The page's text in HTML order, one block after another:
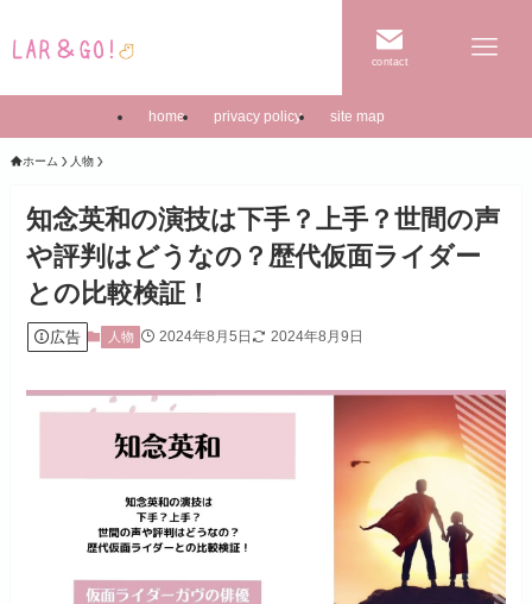
contact
home privacy policy site map
ホーム 人物
知念英和の演技は下手？上手？世間の声
や評判はどうなの？歴代仮面ライダー
との比較検証！
広告 人物 2024年8月5日 2024年8月9日